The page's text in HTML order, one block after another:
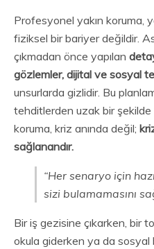
Profesyonel yakın koruma,
fiziksel bir bariyer değildir.
çıkmadan önce yapılan
gözlemler, dijital ve sosyal
unsurlarda gizlidir. Bu
tehditlerden uzak bir şekilde
koruma, kriz anında değil;
sağlanandır.
“Her senaryo için
sizi bulamamasını
Bir iş gezisine çıkarken, bir
okula giderken ya da sosyal